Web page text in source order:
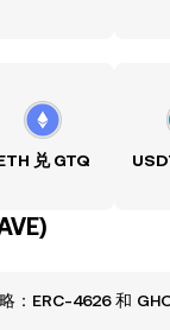
兑 GTQ
：ERC-4626 和